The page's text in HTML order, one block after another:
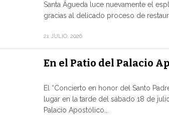
Santa Águeda luce nuevamente el
gracias al delicado proceso de
21 JULIO, 2026
En el Patio del Palacio
El “Concierto en honor del Santo
lugar en la tarde del sábado 18 de
Palacio Apostólico...